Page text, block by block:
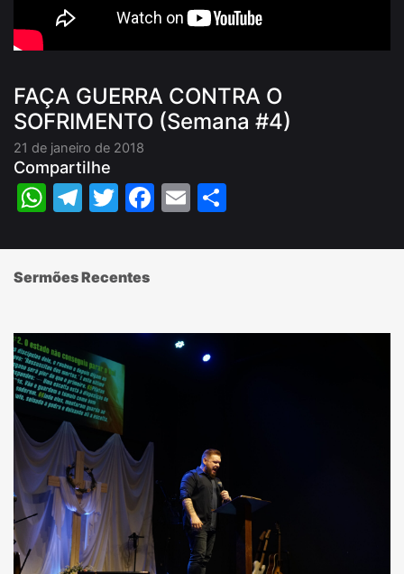
FAÇA GUERRA CONTRA O
SOFRIMENTO (Semana #4)
21 de janeiro de 2018
Compartilhe
WhatsApp
Telegram
Twitter
Facebook
Email
Sermões Recentes